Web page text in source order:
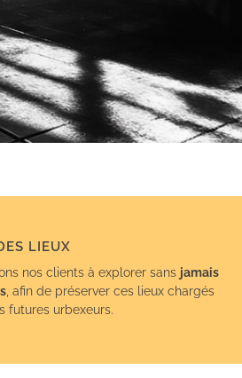
LIEUX
nos clients à explorer sans jamais
, afin de préserver ces lieux chargés
futures urbexeurs.